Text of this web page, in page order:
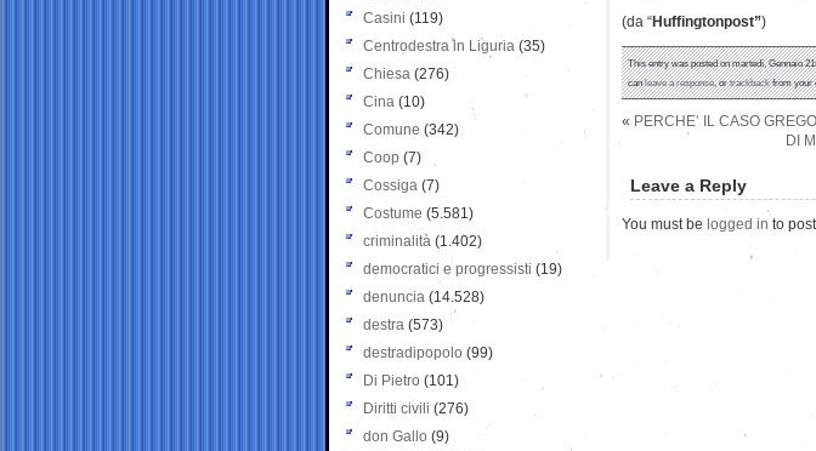
(da “Huffingtonpost”)
This entry was posted on martedì, Gennaio
canleave a response, ortrackbackfrom your
« PERCHE’ IL CASO
DI
Leave a Reply
You must be logged in to
Casini (119)
Centrodestra in Liguria (35)
Chiesa (276)
Cina (10)
Comune (342)
Coop (7)
Cossiga (7)
Costume (5.581)
criminalità (1.402)
democratici e progressisti (19)
denuncia (14.528)
destra (573)
destradipopolo (99)
Di Pietro (101)
Diritti civili (276)
don Gallo (9)